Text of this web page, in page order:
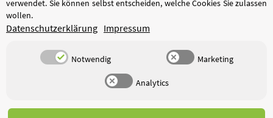
*Alle Preise inkl. gesetzlicher USt., zzgl.Versand
verwendet. Sie können selbst entscheiden, welche Cookies Sie zulassen
wollen.
Datenschutzerklärung Impressum
Notwendig Marketing
Analytics